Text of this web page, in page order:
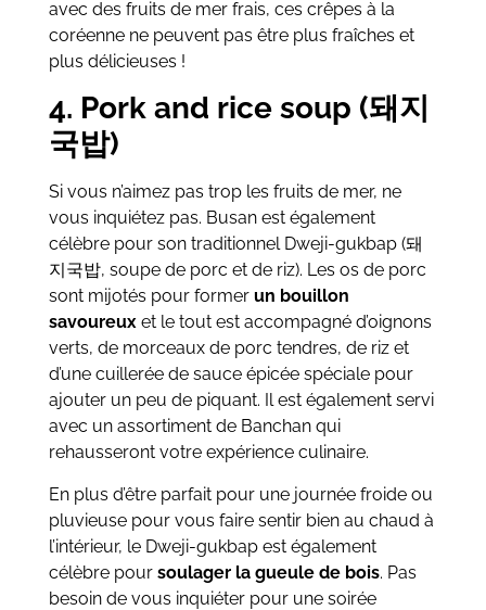
avec des fruits de mer frais, ces crêpes à la
coréenne ne peuvent pas être plus fraîches et
plus délicieuses !
4. Pork and rice soup (돼지
국밥)
Si vous n’aimez pas trop les fruits de mer, ne
vous inquiétez pas. Busan est également
célèbre pour son traditionnel Dweji-gukbap (돼
지국밥, soupe de porc et de riz). Les os de porc
sont mijotés pour former un bouillon
savoureuxet le tout est accompagné d’oignons
verts, de morceaux de porc tendres, de riz et
d’une cuillerée de sauce épicée spéciale pour
ajouter un peu de piquant. Il est également servi
avec un assortiment de Banchan qui
rehausseront votre expérience culinaire.
En plus d’être parfait pour une journée froide ou
pluvieuse pour vous faire sentir bien au chaud à
l’intérieur, le Dweji-gukbap est également
célèbre pour soulager la gueule de bois. Pas
besoin de vous inquiéter pour une soirée